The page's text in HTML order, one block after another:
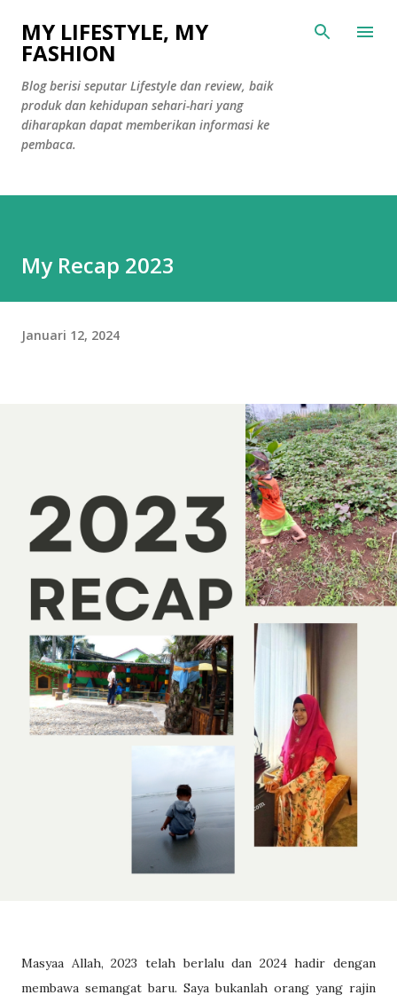
Langsung ke konten utama
MY LIFESTYLE, MY
FASHION
Blog berisi seputar Lifestyle dan review, baik
produk dan kehidupan sehari-hari yang
diharapkan dapat memberikan informasi ke
pembaca.
My Recap 2023
Januari 12, 2024
Masyaa Allah, 2023 telah berlalu dan 2024 hadir dengan
membawa semangat baru. Saya bukanlah orang yang rajin